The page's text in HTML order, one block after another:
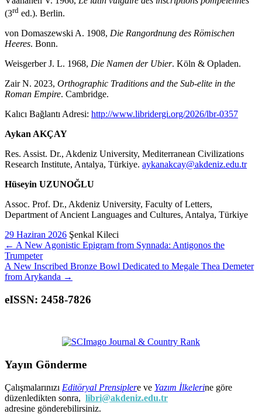
(3rd ed.). Berlin.
von Domaszewski A. 1908, Die Rangordnung des Römischen
Heeres. Bonn.
Weisgerber J. L. 1968, Die Namen der Ubier. Köln & Opladen.
Zair N. 2023, Orthographic Traditions and the Sub-elite in the
Roman Empire. Cambridge.
Kalıcı Bağlantı Adresi: http://www.libridergi.org/2026/lbr-0357
Aykan AKÇAY
Res. Assist. Dr., Akdeniz University, Mediterranean Civilizations
Research Institute, Antalya, Türkiye. aykanakcay@akdeniz.edu.tr
Hüseyin UZUNOĞLU
Assoc. Prof. Dr., Akdeniz University, Faculty of Letters,
Department of Ancient Languages and Cultures, Antalya, Türkiye
29 Haziran 2026 Şenkal Kileci
← A New Agonistic Epigram from Synnada: Antigonos the
Trumpeter
A New Inscribed Bronze Bowl Dedicated to Megale Thea Demeter
from Arykanda →
eISSN: 2458-7826
Yayın Gönderme
Çalışmalarınızı Editöryal Prensiplere ve Yazım İlkelerine göre
düzenledikten sonra, libri@akdeniz.edu.tr
adresine gönderebilirsiniz.